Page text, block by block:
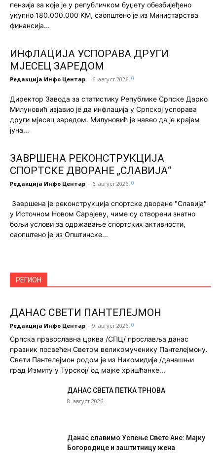
пензија за које је у републичком буџету обезбијеђено
укупно 180.000.000 КМ, саопштено је из Министарства
финансија...
ИНФЛАЦИЈА УСПОРАВА ДРУГИ
МЈЕСЕЦ ЗАРЕДОМ
Редакција Инфо Центар - 6. август 2026. 0
Директор Завода за статистику Републике Српске Дарко
Милуновић изјавио је да инфлација у Српској успорава
други мјесец заредом. Милуновић је навео да је крајем
јуна...
ЗАВРШЕНА РЕКОНСТРУКЦИЈА
СПОРТСКЕ ДВОРАНЕ „СЛАВИЈА“
Редакција Инфо Центар - 6. август 2026. 0
Завршена је реконструкција спортске дворане "Славија"
у Источном Новом Сарајеву, чиме су створени знатно
бољи услови за одржавање спортских активности,
саопштено је из Општинске...
РЕГИОН
ДАНАС СВЕТИ ПАНТЕЛЕЈМОН
Редакција Инфо Центар - 9. август 2026. 0
Српска православна црква /СПЦ/ прославља данас
празник посвећен Светом великомученику Пантелејмону.
Свети Пантелејмон родом је из Никомидије /данашњи
град Измиту у Турској/ од мајке хришћанке...
ДАНАС СВЕТА ПЕТКА ТРНОВА
8. август 2026.
Данас славимо Успење Свете Ане: Мајку
Богородице и заштитницу жена